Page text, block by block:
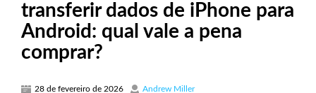
transferir dados de iPhone para
Android: qual vale a pena
comprar?
28 de fevereiro de 2026
Andrew Miller